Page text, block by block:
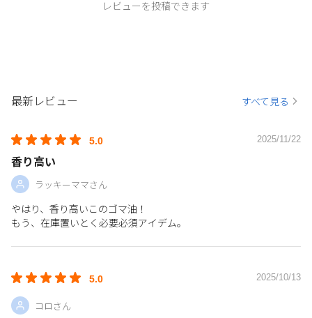
レビューを投稿できます
最新レビュー すべて見る
5.0 2025/11/22
香り高い
ラッキーママさん
やはり、香り高いこのゴマ油！
もう、在庫置いとく必要必須アイデム。
5.0 2025/10/13
コロさん